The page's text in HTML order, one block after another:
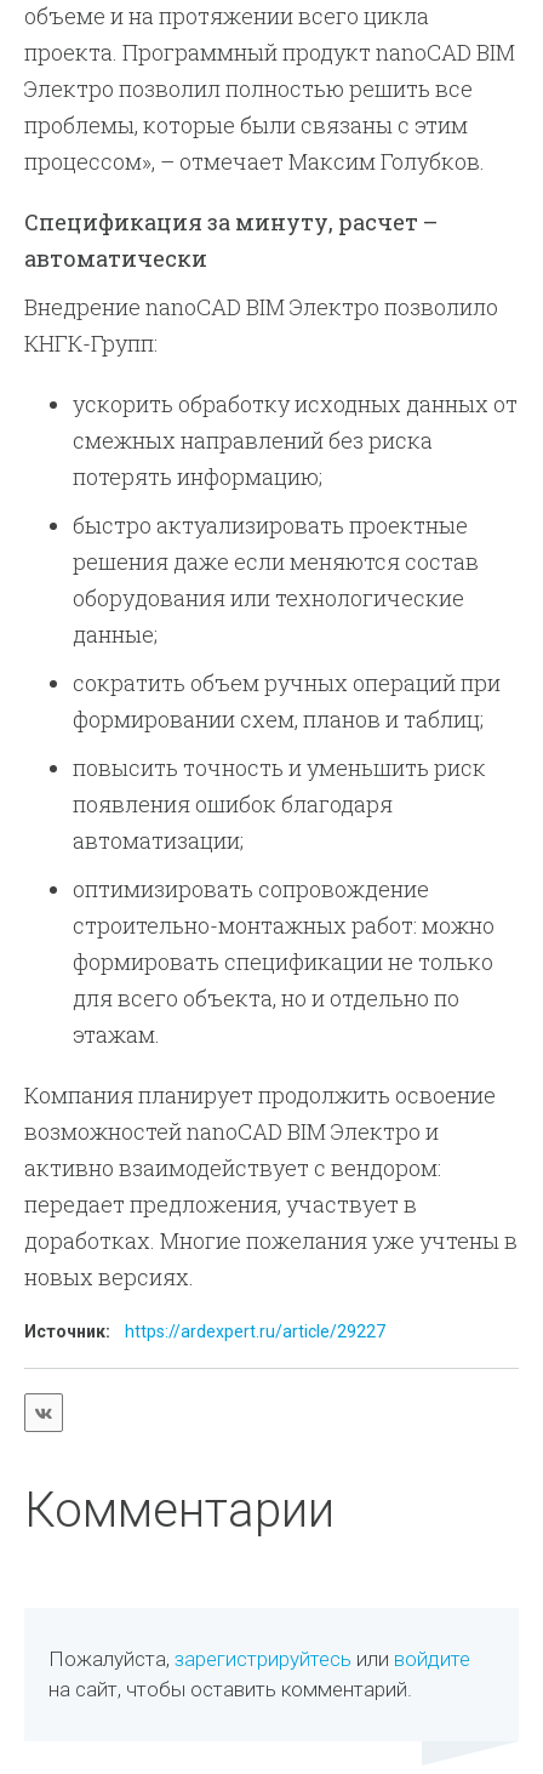
объеме и на протяжении всего цикла
проекта. Программный продукт nanoCAD BIM
Электро позволил полностью решить все
проблемы, которые были связаны с этим
процессом», – отмечает Максим Голубков.
Спецификация за минуту, расчет –
автоматически
Внедрение nanoCAD BIM Электро позволило
КНГК-Групп:
ускорить обработку исходных данных от
смежных направлений без риска
потерять информацию;
быстро актуализировать проектные
решения даже если меняются состав
оборудования или технологические
данные;
сократить объем ручных операций при
формировании схем, планов и таблиц;
повысить точность и уменьшить риск
появления ошибок благодаря
автоматизации;
оптимизировать сопровождение
строительно-монтажных работ: можно
формировать спецификации не только
для всего объекта, но и отдельно по
этажам.
Компания планирует продолжить освоение
возможностей nanoCAD BIM Электро и
активно взаимодействует с вендором:
передает предложения, участвует в
доработках. Многие пожелания уже учтены в
новых версиях.
Источник: https://ardexpert.ru/article/29227
Комментарии
Пожалуйста,зарегистрируйтесь или войдите
на сайт, чтобы оставить комментарий.